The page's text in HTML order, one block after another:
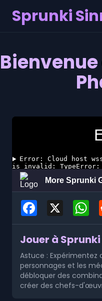
Sprunki
Facebook
Jouer à Sprunki
Astuce : Expérimentez
personnages et les
débloquer des
créer des chefs-